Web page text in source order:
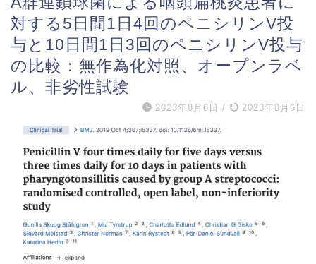
対する5日間1日4回のペニシリンV投
与と10日間1日3回のペニシリンV投与
の比較：無作為化対照、オープンラベ
ル、非劣性試験
2023年8月6日 / 2023年8月6日